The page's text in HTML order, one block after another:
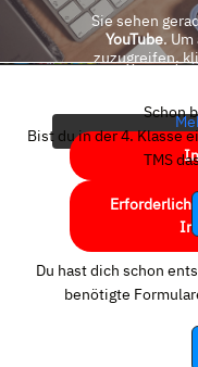
Sie sehen
YouTube.
zuzugreifen,
Schon
Bist du in der 4. Klasse
TMS
Du hast dich schon
benötigte